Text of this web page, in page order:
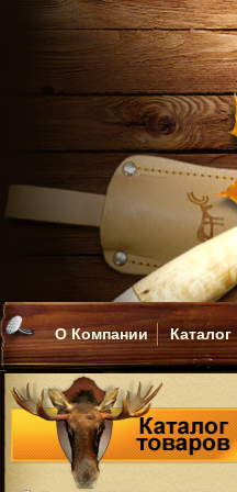
О Компании Каталог